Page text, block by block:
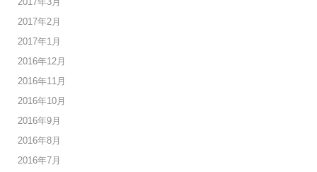
2017年2月
2017年1月
2016年12月
2016年11月
2016年10月
2016年9月
2016年8月
2016年7月